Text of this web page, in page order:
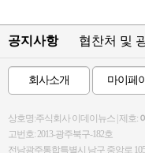
공지사항 협찬처 및
회사소개 마이페
상호명:주식회사 이데이뉴스 | 제호:
고번호: 2013-광주북구-182호
전남광주통합특별시 남구 중앙로